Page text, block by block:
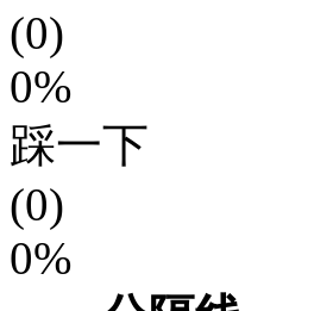
(0)
0%
踩一下
(0)
0%